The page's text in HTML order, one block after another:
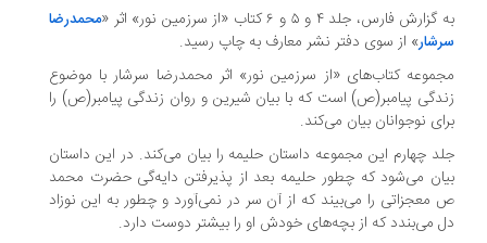
به گزارش فارس، جلد ۴ و ۵ و ۶ کتاب «از سرزمین نور» اثر «
محمدرضا
سرشار» از سوی دفتر نشر معارف به چاپ رسید.
مجموعه کتاب‌های «از سرزمین نور» اثر محمدرضا سرشار با موضوع
زندگی پیامبر(ص) است که با بیان شیرین و روان زندگی پیامبر(ص) را
برای نوجوانان بیان می‌کند.
جلد چهارم این مجموعه داستان حلیمه را بیان می‌کند. در این داستان
بیان می‌شود که چطور حلیمه بعد از پذیرفتن دایه‌گی حضرت محمد
ص معجزاتی را می‌بیند که از آن سر در نمی‌آورد و چطور به این نوزاد
دل می‌بندد که از بچه‌های خودش او را بیشتر دوست دارد.